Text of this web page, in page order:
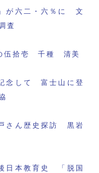
が六二・六％に 文
査
伍拾壱 千種 清美
念して 富士山に登
さん歴史探訪 黒岩
日本教育史 「脱国